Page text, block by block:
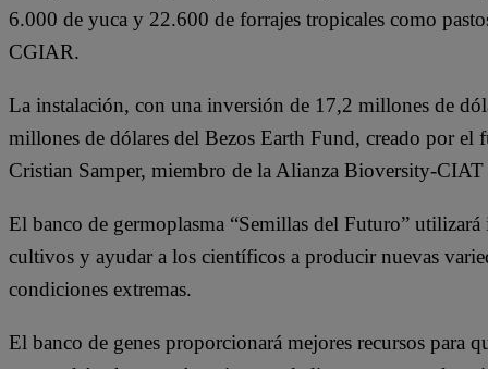
6.000 de yuca y 22.600 de forrajes tropicales como
CGIAR.
La instalación, con una inversión de 17,2 millones de
millones de dólares del Bezos Earth Fund, creado por el
Cristian Samper, miembro de la Alianza Bioversity-CIAT
El banco de germoplasma “Semillas del Futuro”
cultivos y ayudar a los científicos a producir nuevas
condiciones extremas.
El banco de genes proporcionará mejores recursos para